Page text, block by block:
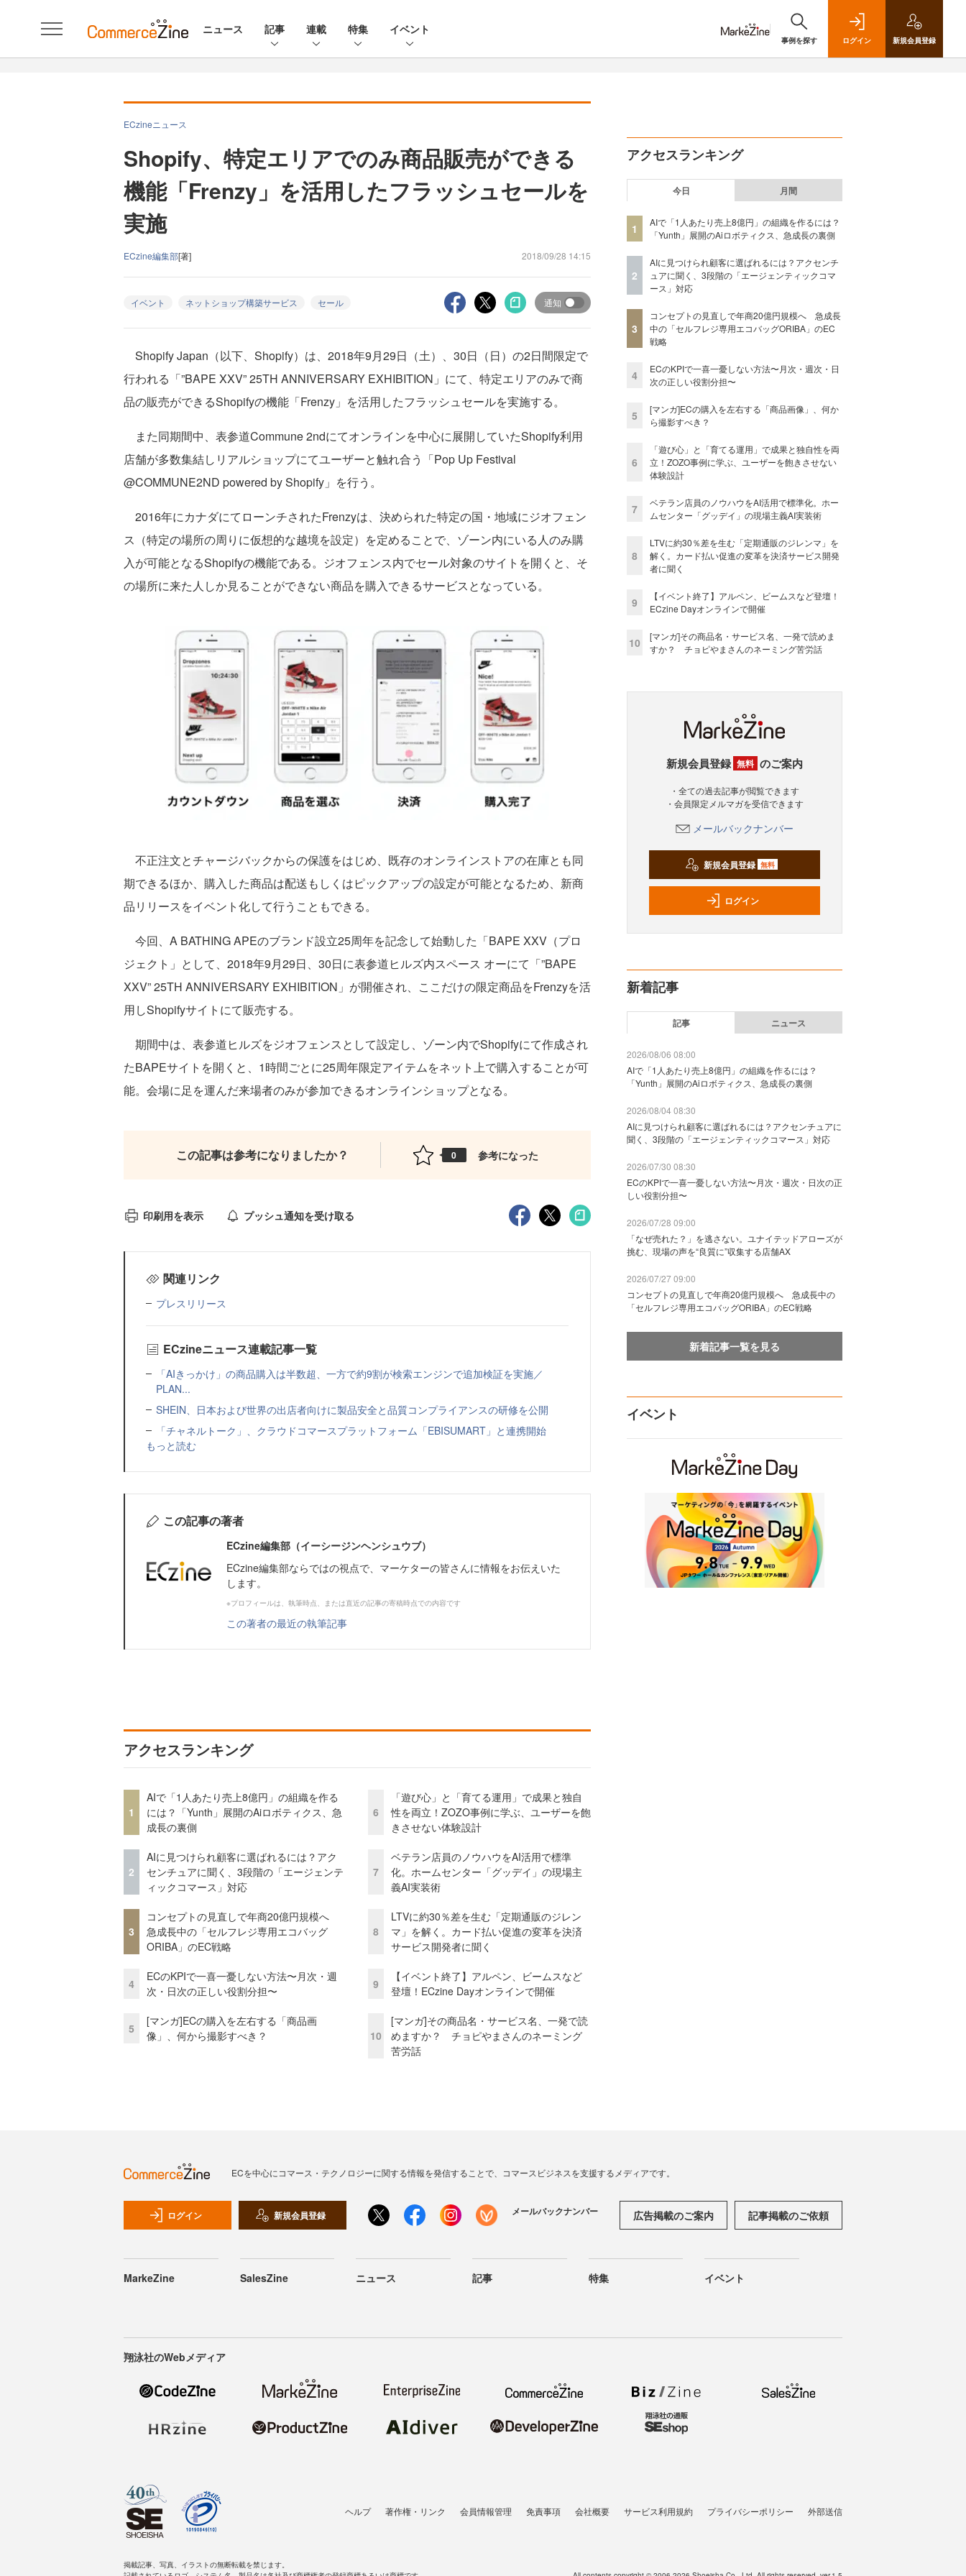
ニュース 記事 連載 特集 イベント
事例を探す ログイン 新規会員登録
ECzineニュース
Shopify、特定エリアでのみ商品販売ができる
機能「Frenzy」を活用したフラッシュセールを
実施
ECzine編集部[著] 2018/09/28 14:15
イベント ネットショップ構築サービス セール 通知
Shopify Japan（以下、Shopify）は、2018年9月29日（土）、30日（日）の2日間限定で
行われる「”BAPE XXV” 25TH ANNIVERSARY EXHIBITION」にて、特定エリアのみで商
品の販売ができるShopifyの機能「Frenzy」を活用したフラッシュセールを実施する。
また同期間中、表参道Commune 2ndにてオンラインを中心に展開していたShopify利用
店舗が多数集結しリアルショップにてユーザーと触れ合う「Pop Up Festival
@COMMUNE2ND powered by Shopify」を行う。
2016年にカナダにてローンチされたFrenzyは、決められた特定の国・地域にジオフェン
ス（特定の場所の周りに仮想的な越境を設定）を定めることで、ゾーン内にいる人のみ購
入が可能となるShopifyの機能である。ジオフェンス内でセール対象のサイトを開くと、そ
の場所に来た人しか見ることができない商品を購入できるサービスとなっている。
不正注文とチャージバックからの保護をはじめ、既存のオンラインストアの在庫とも同
期できるほか、購入した商品は配送もしくはピックアップの設定が可能となるため、新商
品リリースをイベント化して行うこともできる。
今回、A BATHING APEのブランド設立25周年を記念して始動した「BAPE XXV（プロ
ジェクト」として、2018年9月29日、30日に表参道ヒルズ内スペース オーにて「”BAPE
XXV” 25TH ANNIVERSARY EXHIBITION」が開催され、ここだけの限定商品をFrenzyを活
用しShopifyサイトにて販売する。
期間中は、表参道ヒルズをジオフェンスとして設定し、ゾーン内でShopifyにて作成され
たBAPEサイトを開くと、1時間ごとに25周年限定アイテムをネット上で購入することが可
能。会場に足を運んだ来場者のみが参加できるオンラインショップとなる。
この記事は参考になりましたか？ 0 参考になった
印刷用を表示 プッシュ通知を受け取る
関連リンク
プレスリリース
ECzineニュース連載記事一覧
「AIきっかけ」の商品購入は半数超、一方で約9割が検索エンジンで追加検証を実施／
PLAN...
SHEIN、日本および世界の出店者向けに製品安全と品質コンプライアンスの研修を公開
「チャネルトーク」、クラウドコマースプラットフォーム「EBISUMART」と連携開始
もっと読む
この記事の著者
ECzine編集部（イーシージンヘンシュウブ）
ECzine編集部ならではの視点で、マーケターの皆さんに情報をお伝えいた
します。
※プロフィールは、執筆時点、または直近の記事の寄稿時点での内容です
この著者の最近の執筆記事
アクセスランキング
1
AIで「1人あたり売上8億円」の組織を作る
には？「Yunth」展開のAiロボティクス、急
成長の裏側
2
AIに見つけられ顧客に選ばれるには？アク
センチュアに聞く、3段階の「エージェンテ
ィックコマース」対応
3
コンセプトの見直しで年商20億円規模へ
急成長中の「セルフレジ専用エコバッグ
ORIBA」のEC戦略
4
ECのKPIで一喜一憂しない方法〜月次・週
次・日次の正しい役割分担〜
5
[マンガ]ECの購入を左右する「商品画
像」、何から撮影すべき？
6
「遊び心」と「育てる運用」で成果と独自
性を両立！ZOZO事例に学ぶ、ユーザーを飽
きさせない体験設計
7
ベテラン店員のノウハウをAI活用で標準
化。ホームセンター「グッデイ」の現場主
義AI実装術
8
LTVに約30％差を生む「定期通販のジレン
マ」を解く。カード払い促進の変革を決済
サービス開発者に聞く
9
【イベント終了】アルペン、ビームスなど
登壇！ECzine Dayオンラインで開催
10
[マンガ]その商品名・サービス名、一発で読
めますか？ チョピやまさんのネーミング
苦労話
アクセスランキング
今日 月間
1
AIで「1人あたり売上8億円」の組織を作るには？
「Yunth」展開のAiロボティクス、急成長の裏側
2
AIに見つけられ顧客に選ばれるには？アクセンチ
ュアに聞く、3段階の「エージェンティックコマ
ース」対応
3
コンセプトの見直しで年商20億円規模へ 急成長
中の「セルフレジ専用エコバッグORIBA」のEC
戦略
4
ECのKPIで一喜一憂しない方法〜月次・週次・日
次の正しい役割分担〜
5
[マンガ]ECの購入を左右する「商品画像」、何か
ら撮影すべき？
6
「遊び心」と「育てる運用」で成果と独自性を両
立！ZOZO事例に学ぶ、ユーザーを飽きさせない
体験設計
7
ベテラン店員のノウハウをAI活用で標準化。ホー
ムセンター「グッデイ」の現場主義AI実装術
8
LTVに約30％差を生む「定期通販のジレンマ」を
解く。カード払い促進の変革を決済サービス開発
者に聞く
9
【イベント終了】アルペン、ビームスなど登壇！
ECzine Dayオンラインで開催
10
[マンガ]その商品名・サービス名、一発で読めま
すか？ チョピやまさんのネーミング苦労話
新規会員登録 無料 のご案内
・全ての過去記事が閲覧できます
・会員限定メルマガを受信できます
メールバックナンバー
新規会員登録 無料
ログイン
新着記事
記事 ニュース
2026/08/06 08:00
AIで「1人あたり売上8億円」の組織を作るには？
「Yunth」展開のAiロボティクス、急成長の裏側
2026/08/04 08:30
AIに見つけられ顧客に選ばれるには？アクセンチュアに
聞く、3段階の「エージェンティックコマース」対応
2026/07/30 08:30
ECのKPIで一喜一憂しない方法〜月次・週次・日次の正
しい役割分担〜
2026/07/28 09:00
「なぜ売れた？」を逃さない。ユナイテッドアローズが
挑む、現場の声を“良質に”収集する店舗AX
2026/07/27 09:00
コンセプトの見直しで年商20億円規模へ 急成長中の
「セルフレジ専用エコバッグORIBA」のEC戦略
新着記事一覧を見る
イベント
ECを中心にコマース・テクノロジーに関する情報を発信することで、コマースビジネスを支援するメディアです。
ログイン 新規会員登録 メールバックナンバー 広告掲載のご案内 記事掲載のご依頼
MarkeZine SalesZine ニュース 記事 特集 イベント
翔泳社のWebメディア
ヘルプ 著作権・リンク 会員情報管理 免責事項 会社概要 サービス利用規約 プライバシーポリシー 外部送信
掲載記事、写真、イラストの無断転載を禁じます。